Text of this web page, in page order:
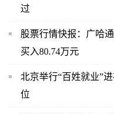
过
股票行情快报：广哈
买入80.74万元
北京举行“百姓就业”
位